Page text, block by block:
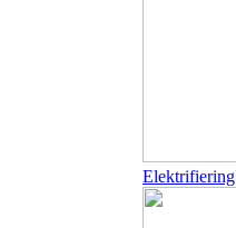
Elektrifiering